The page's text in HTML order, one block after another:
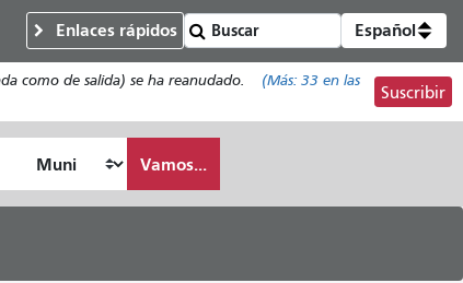
Enlaces rápidos Español
como de salida) se ha reanudado. (Más: 33 en las
Suscribir
Vamos...